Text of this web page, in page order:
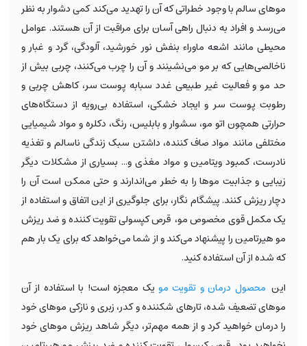
موهای سالم با وجود خطراتی که آن را تهدید می‌کند کمی دشوار به نظر
می‌رسد و افراد به دنبال راهی آسان برای مراقبت از آن هستند. عوامل
محیطی مانند اشعه ماوراء بنفش نور خورشید، آلودگی، گرد و غبار و
ناخالصی‌هایی که بر مو می‌نشینند و آن را چرب می‌کنند، چربی بیش از
حد مو و فعالیت غیر طبیعی غدد سبابه پوست سر، کاهش چربی و
رطوبت پوست سر و ایجاد خشکی، استفاده بی‌رویه از دستگاه‌های
حرارتی همچون اتو مو، سشوار و بابلیس، رنگ، دکلره و مواد شیمیایی
مختلفی مانند مواد صاف کننده، داشتن سبک زندگی ناسالم و تغذیه
نادرست، کمبود ویتامین و مواد مغذی و... بسیاری از مشکلات دیگر
زیبایی و جذابیت موها را به خطر می‌اندارند و حتی ممکن است آن را
دچار ریزش کنند. پیشگام نگار، برای جلوگیری از این اتفاق و استفاده از
یک مکمل قوی مخصوص مو، قرص کپسولی تقویت کننده و ضد ریزش
مو هیرتامین را پیشنهاد می‌کند و از شما می‌خواهد که برای یک بار هم
که شده از آن استفاده کنید.
این محصول درمان و تقویت مو یک معجزه است! با استفاده از آن
موهای تضعیف شده، تارهای شکننده و کدر، زبری و نازکی موهای خود
را درمان خواهید کرد و از همه مهم‌‌تر، دیگر شاهد ریزش موهای خود